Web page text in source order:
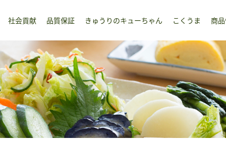
社会貢献 品質保証 きゅうりのキューちゃん こくうま 商